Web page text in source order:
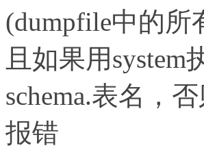
(dumpfile中的所
且如果用
schema.表名，
报错